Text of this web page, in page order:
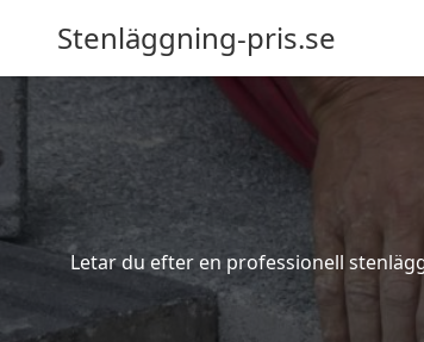
Stenläggning-pris.se
Letar du efter en professionell